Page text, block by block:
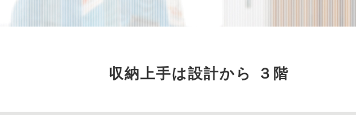
収納上手は設計から ３階